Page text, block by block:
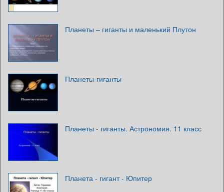
Планеты – гиганты и маленький Плутон
Планеты-гиганты
Планеты - гиганты. Астрономия. 11 класс
Планета - гигант - Юпитер